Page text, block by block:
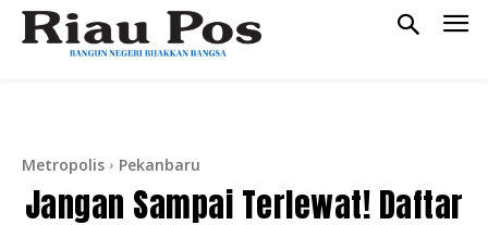
Metropolis Pekanbaru
Jangan Sampai Terlewat! Daftar